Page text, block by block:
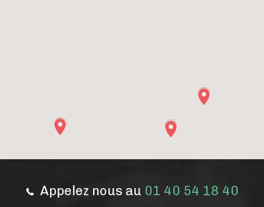
Appelez nous au 01 40 54 18 40